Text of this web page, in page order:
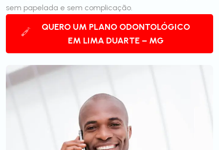
sem papelada e sem complicação.
QUERO UM PLANO ODONTOLÓGICO
EM LIMA DUARTE – MG